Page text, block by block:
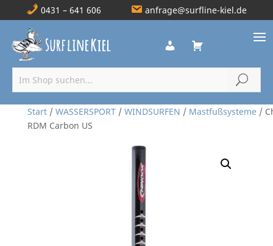
0431 – 641 606 anfrage@surfline-kiel.de
Start/ WASSERSPORT/ WINDSURFEN / Mastfußsysteme/
RDM Carbon US